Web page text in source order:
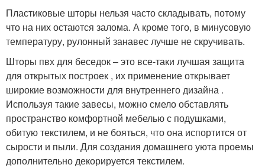
Пластиковые шторы нельзя часто складывать, потому
что на них остаются залома. А кроме того, в минусовую
температуру, рулонный занавес лучше не скручивать.
Шторы пвх для беседок – это все-таки лучшая защита
для открытых построек , их применение открывает
широкие возможности для внутреннего дизайна .
Используя такие завесы, можно смело обставлять
пространство комфортной мебелью с подушками,
обитую текстилем, и не бояться, что она испортится от
сырости и пыли. Для создания домашнего уюта проемы
дополнительно декорируется текстилем.